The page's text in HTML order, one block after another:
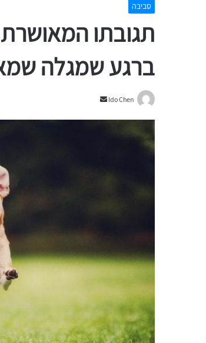
סביבה
תגובתו
ברגע שמגלה
Ido Chen
Send